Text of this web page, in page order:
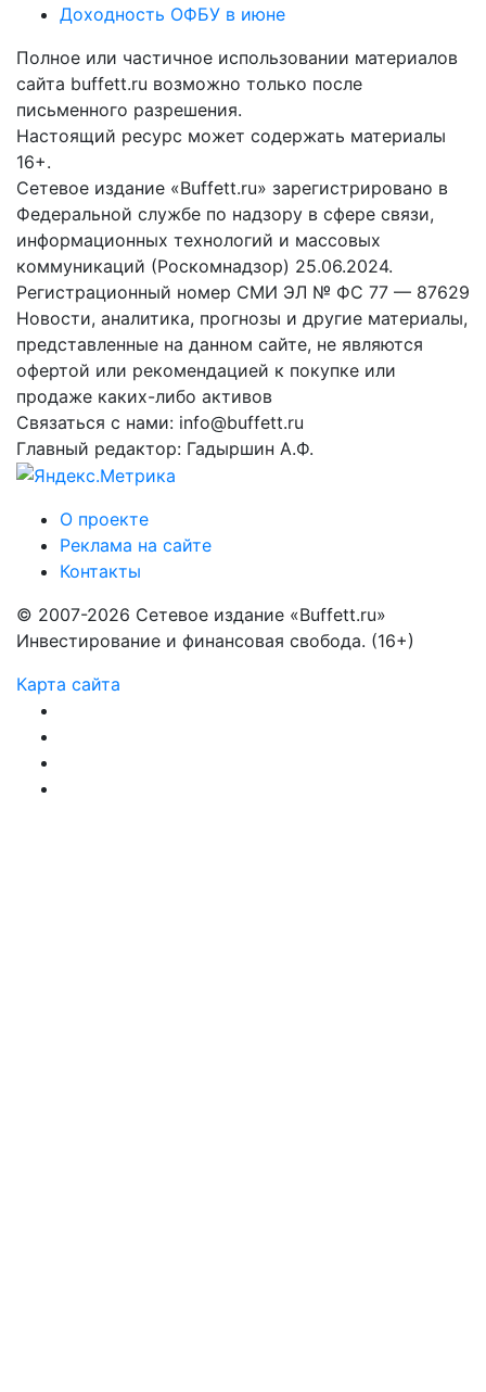
Доходность ОФБУ в июне
Полное или частичное использовании материалов
сайта buffett.ru возможно только после
письменного разрешения.
Настоящий ресурс может содержать материалы
16+.
Сетевое издание «Buffett.ru» зарегистрировано в
Федеральной службе по надзору в сфере связи,
информационных технологий и массовых
коммуникаций (Роскомнадзор) 25.06.2024.
Регистрационный номер СМИ ЭЛ № ФС 77 — 87629
Новости, аналитика, прогнозы и другие материалы,
представленные на данном сайте, не являются
офертой или рекомендацией к покупке или
продаже каких-либо активов
Связаться с нами: info@buffett.ru
Главный редактор: Гадыршин А.Ф.
О проекте
Реклама на сайте
Контакты
© 2007-2026 Сетевое издание «Buffett.ru»
Инвестирование и финансовая свобода. (16+)
Карта сайта